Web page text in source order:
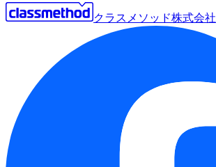
クラスメソッド株式会社